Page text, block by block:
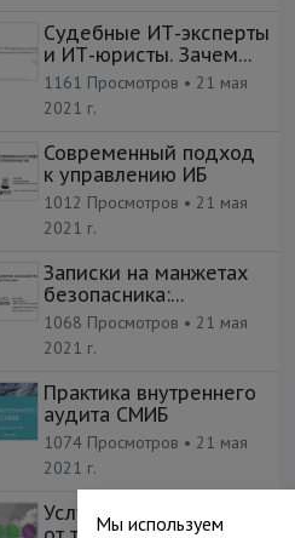
Судебные ИТ-эксперты
и ИТ-юристы. Зачем
они и почему про них
нужно знать
1161 Просмотров • 21 мая
2021 г.
Современный подход
к управлению ИБ
1012 Просмотров • 21 мая
2021 г.
Записки на манжетах
безопасника:
трудовые будни,
насущные проблемы,
изобретение
велосипедов.
1068 Просмотров • 21 мая
2021 г.
Практика внутреннего
аудита СМИБ
1074 Просмотров • 21 мая
2021 г.
Услуги безопасности
Мы используем